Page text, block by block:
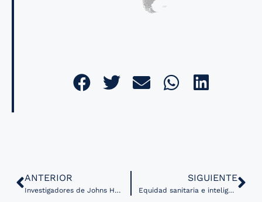
ANTERIOR
Investigadores de Johns Hopkins crean modelo de aprendizaje automático que calcula éxito de quimioterapia
SIGUIENTE
Equidad sanitaria e inteligencia artificial según Google